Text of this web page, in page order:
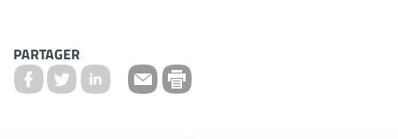
PARTAGER